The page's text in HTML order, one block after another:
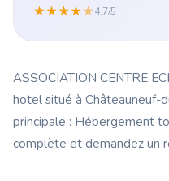
★★★★★4.7/5
ASSOCIATION CENTRE
hotel situé à Châteauneuf-
principale : Hébergement
complète et demandez un